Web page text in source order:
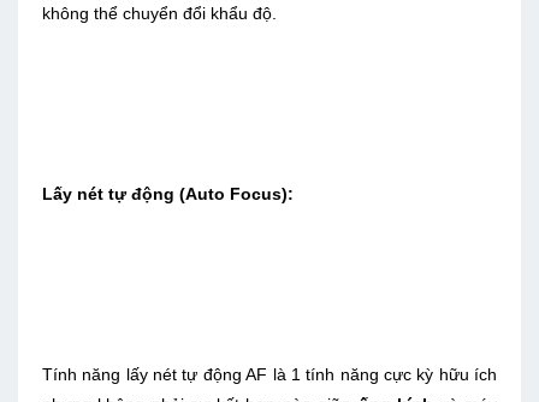
không thể chuyển đổi khẩu độ.
Lấy nét tự động (Auto Focus):
Tính năng lấy nét tự động AF là 1 tính năng cực kỳ hữu ích